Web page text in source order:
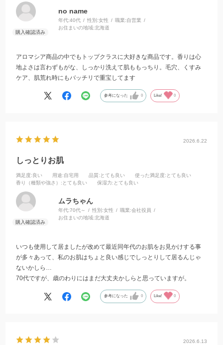
no name
年代:40代 性別:女性 職業:自営業
お住まいの地域:北海道
アロマシア商品の中でもトップクラスに大好きな商品です。香りは心
地よさは言わずもがな、しっかり洗えて肌ももっちり。毛穴、くすみ
ケア、肌荒れ時にもバッチリで重宝してます
参考になった 0 Like! 0
2026.6.22
しっとりお肌
満足度:良い 用途:自宅用 品質:とても良い 使った満足度:とても良い
香り（種類や強さ） :とても良い 保湿力:とても良い
ムラちゃん
年代:70代～ 性別:女性 職業:会社役員
お住まいの地域:北海道
いつも使用して居ましたが改めて最近同年代のお肌をお見かけする事
が多々あって、私のお肌はちょと良い感じでしっとりして居るんじゃ
ないかしら…
70代ですが、歳のわりにはまだ大丈夫かしらと思っていますが。
参考になった 0 Like! 0
2026.6.13